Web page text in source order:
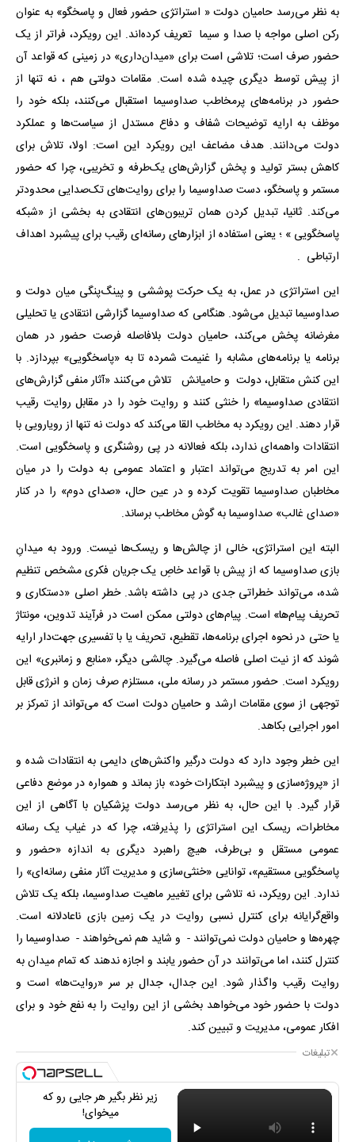
به نظر می‌رسد حامیان دولت « استراتژی حضور فعال و پاسخگو» به عنوان
رکن اصلی مواجه با صدا و سیما تعریف کرده‌اند. این رویکرد، فراتر از یک
حضور صرف است؛ تلاشی است برای «میدان‌داری» در زمینی که قواعد آن
از پیش توسط دیگری چیده شده است. مقامات دولتی هم ، نه تنها از
حضور در برنامه‌های پرمخاطب صداوسیما استقبال می‌کنند، بلکه خود را
موظف به ارایه توضیحات شفاف و دفاع مستدل از سیاست‌ها و عملکرد
دولت می‌دانند. هدف مضاعف این رویکرد این است: اولا، تلاش برای
کاهش بستر تولید و پخش گزارش‌های یک‌طرفه و تخریبی، چرا که حضور
مستمر و پاسخگو، دست صداوسیما را برای روایت‌های تک‌صدایی محدودتر
می‌کند. ثانیا، تبدیل کردن همان تریبون‌های انتقادی به بخشی از «شبکه
پاسخگویی » ؛ یعنی استفاده از ابزارهای رسانه‌ای رقیب برای پیشبرد اهداف
ارتباطی .
این استراتژی در عمل، به یک حرکت پوششی و پینگ‌پنگی میان دولت و
صداوسیما تبدیل می‌شود. هنگامی که صداوسیما گزارشی انتقادی یا تحلیلی
مغرضانه پخش می‌کند، حامیان دولت بلافاصله فرصت حضور در همان
برنامه یا برنامه‌های مشابه را غنیمت شمرده تا به «پاسخگویی» بپردازد. با
این کنش متقابل، دولت و حامیانش تلاش می‌کنند «آثار منفی گزارش‌های
انتقادی صداوسیما» را خنثی کنند و روایت خود را در مقابل روایت رقیب
قرار دهند. این رویکرد به مخاطب القا می‌کند که دولت نه تنها از رویارویی با
انتقادات واهمه‌ای ندارد، بلکه فعالانه در پی روشنگری و پاسخگویی است.
این امر به تدریج می‌تواند اعتبار و اعتماد عمومی به دولت را در میان
مخاطبان صداوسیما تقویت کرده و در عین حال، «صدای دوم» را در کنار
«صدای غالب» صداوسیما به گوش مخاطب برساند.
البته این استراتژی، خالی از چالش‌ها و ریسک‌ها نیست. ورود به میدانِ
بازی صداوسیما که از پیش با قواعد خاصِ یک جریان فکری مشخص تنظیم
شده، می‌تواند خطراتی جدی در پی داشته باشد. خطر اصلی «دستکاری و
تحریف پیام‌ها» است. پیام‌های دولتی ممکن است در فرآیند تدوین، مونتاژ
یا حتی در نحوه اجرای برنامه‌ها، تقطیع، تحریف یا با تفسیری جهت‌دار ارایه
شوند که از نیت اصلی فاصله می‌گیرد. چالشی دیگر، «منابع و زمانبری» این
رویکرد است. حضور مستمر در رسانه ملی، مستلزم صرف زمان و انرژی قابل
توجهی از سوی مقامات ارشد و حامیان دولت است که می‌تواند از تمرکز بر
امور اجرایی بکاهد.
این خطر وجود دارد که دولت درگیر واکنش‌های دایمی به انتقادات شده و
از «پروژه‌سازی و پیشبرد ابتکارات خود» باز بماند و همواره در موضع دفاعی
قرار گیرد. با این حال، به نظر می‌رسد دولت پزشکیان با آگاهی از این
مخاطرات، ریسک این استراتژی را پذیرفته، چرا که در غیاب یک رسانه
عمومی مستقل و بی‌طرف، هیچ راهبرد دیگری به اندازه «حضور و
پاسخگویی مستقیم»، توانایی «خنثی‌سازی و مدیریت آثار منفی رسانه‌ای» را
ندارد. این رویکرد، نه تلاشی برای تغییر ماهیت صداوسیما، بلکه یک تلاش
واقع‌گرایانه برای کنترل نسبی روایت در یک زمین بازی ناعادلانه است.
چهره‌ها و حامیان دولت نمی‌توانند - و شاید هم نمی‌خواهند - صداوسیما را
کنترل کنند، اما می‌توانند در آن حضور یابند و اجازه ندهند که تمام میدان به
روایت رقیب واگذار شود. این جدال، جدال بر سر «روایت‌ها» است و
دولت با حضور خود می‌خواهد بخشی از این روایت را به نفع خود و برای
افکار عمومی، مدیریت و تبیین کند.
تبلیغات
زیر نظر بگیر هر جایی رو که
میخوای!